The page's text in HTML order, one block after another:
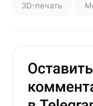
3D-печать